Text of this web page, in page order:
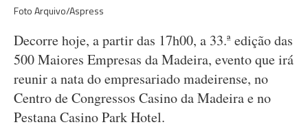
Foto Arquivo/Aspress
Decorre hoje, a partir das 17h00, a 33.ª edição das
500 Maiores Empresas da Madeira, evento que irá
reunir a nata do empresariado madeirense, no
Centro de Congressos Casino da Madeira e no
Pestana Casino Park Hotel.